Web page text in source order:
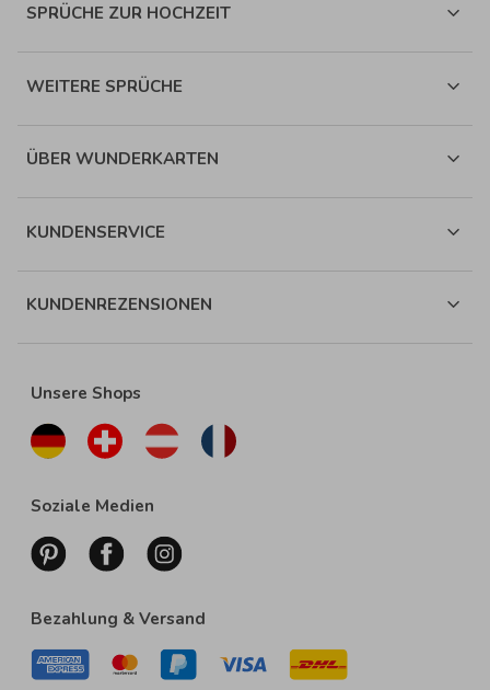
SPRÜCHE ZUR HOCHZEIT
WEITERE SPRÜCHE
ÜBER WUNDERKARTEN
KUNDENSERVICE
KUNDENREZENSIONEN
Unsere Shops
Soziale Medien
Bezahlung & Versand